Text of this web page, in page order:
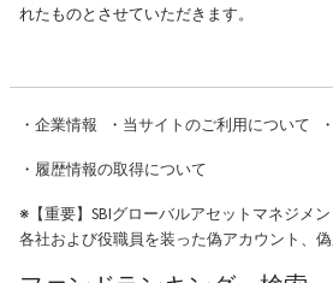
れたものとさせていただきます。
・ 企業情報 ・ 当サイトのご利用について ・
・ 履歴情報の取得について
※【重要】SBIグローバルアセットマネジメ
各社および役職員を装った偽アカウント、